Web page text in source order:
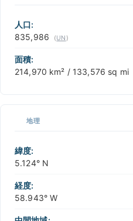
−人口:
835,986
(UN)
面積:
214,970 km² / 133,576 sq mi
地理
緯度:
5.124° N
経度:
58.943° W